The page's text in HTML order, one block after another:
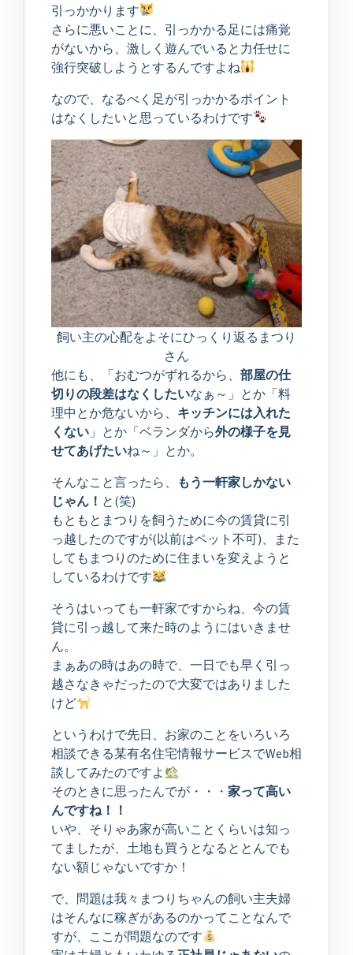
引っかかります
さらに悪いことに、引っかかる足には痛覚
がないから、激しく遊んでいると力任せに
強行突破しようとするんですよね
なので、なるべく足が引っかかるポイント
はなくしたいと思っているわけです
飼い主の心配をよそにひっくり返るまつり
さん
他にも、「おむつがずれるから、 部屋の仕
切りの段差はなくしたいなぁ～」とか「料
理中とか危ないから、 キッチンには入れた
くない 」とか「ベランダから外の様子を見
せてあげたいね～」とか。
そんなこと言ったら、
もう一軒家しかない
じゃん！ と(笑)
もともとまつりを飼うために今の賃貸に引
っ越したのですが(以前はペット不可)、また
してもまつりのために住まいを変えようと
しているわけです
そうはいっても一軒家ですからね、今の賃
貸に引っ越して来た時のようにはいきませ
ん。
まぁあの時はあの時で、一日でも早く引っ
越さなきゃだったので大変ではありました
けど
というわけで先日、お家のことをいろいろ
相談できる某有名住宅情報サービスでWeb相
談してみたのですよ
そのときに思ったんでが・・・ 家って高い
んですね！！
いや、そりゃあ家が高いことくらいは知っ
てましたが、土地も買うとなるととんでも
ない額じゃないですか！
で、問題は我々まつりちゃんの飼い主夫婦
はそんなに稼ぎがあるのかってことなんで
すが、ここが問題なのです